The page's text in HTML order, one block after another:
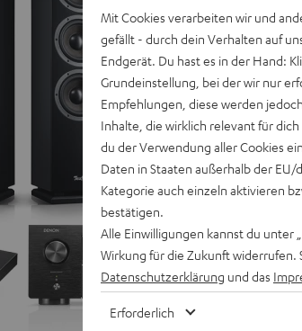
Mit Cookies verarbeiten wir und
gefällt - durch dein Verhalten auf
Endgerät. Du hast es in der Hand:
Grundeinstellung, bei der wir nur
Empfehlungen, diese werden
Inhalte, die wirklich relevant für
du der Verwendung aller Cookies
Daten in Staaten außerhalb der EU/
Kategorie auch einzeln aktivieren
bestätigen.
Alle Einwilligungen kannst du unter
Wirkung für die Zukunft widerrufen.
Datenschutzerklärung und das
Erforderlich